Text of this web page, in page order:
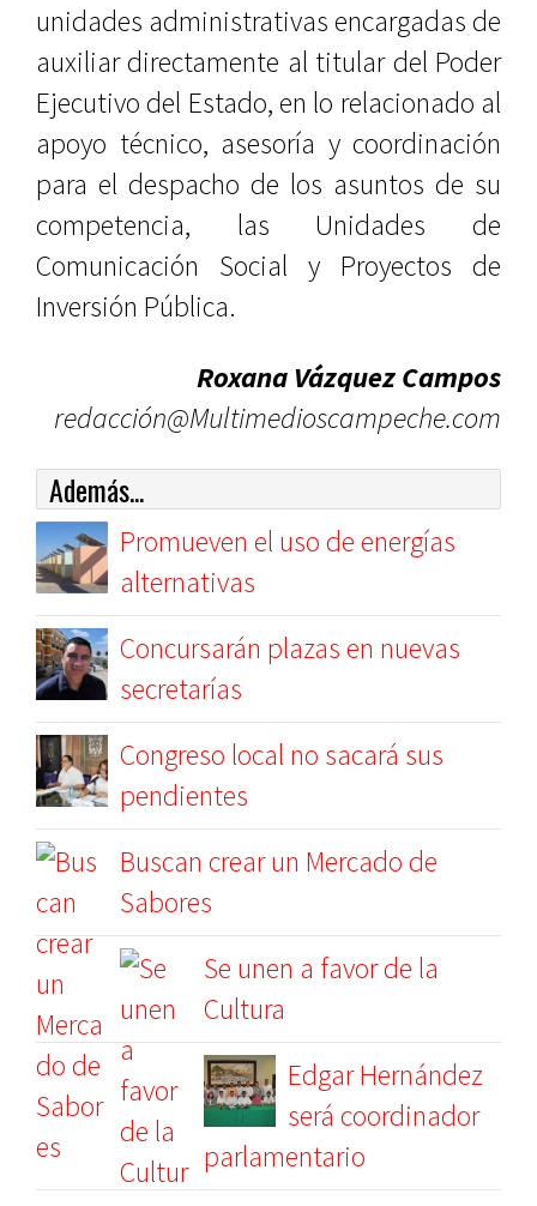
unidades administrativas encargadas de
auxiliar directamente al titular del Poder
Ejecutivo del Estado, en lo relacionado al
apoyo técnico, asesoría y coordinación
para el despacho de los asuntos de su
competencia, las Unidades de
Comunicación Social y Proyectos de
Inversión Pública.
Roxana Vázquez Campos
redacción@Multimedioscampeche.com
Además...
Promueven el uso de energías
alternativas
Concursarán plazas en nuevas
secretarías
Congreso local no sacará sus
pendientes
Buscan crear un Mercado de
Sabores
Se unen a favor de la
Cultura
Edgar Hernández
será coordinador
parlamentario